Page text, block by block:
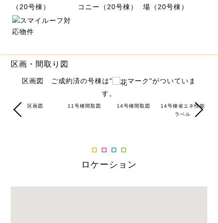
区画・間取り図
区画図 ご成約済の号棟は"
マーク"がついていま
す。
区画図 11号棟間取図 14号棟間取図
14号棟省エネ性能
ラベル
ロケーション